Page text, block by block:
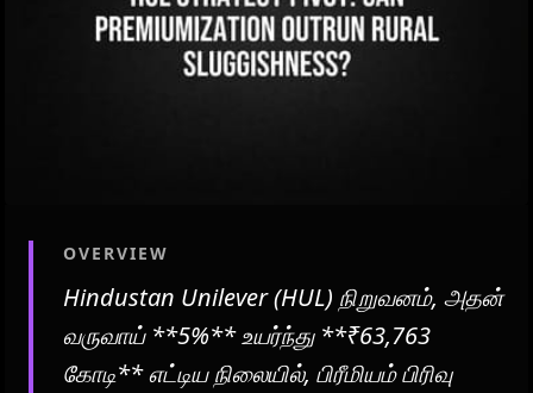
OVERVIEW
Hindustan Unilever (HUL) நிறுவனம், அதன்
வருவாய் **5%** உயர்ந்து **₹63,763
கோடி** எட்டிய நிலையில், பிரீமியம் பிரிவு